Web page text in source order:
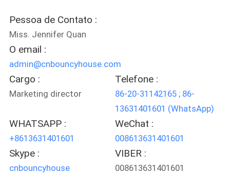
DA
QUALIDADE
COMPANY
NEWS
DO
SITE
Pessoa de Contato :
Miss. Jennifer Quan
O email :
admin@cnbouncyhouse.com
Cargo :
Marketing director
Telefone :
86-20-31142165 ; 86-
13631401601 (WhatsApp)
WHATSAPP :
+8613631401601
WeChat :
008613631401601
Skype :
cnbouncyhouse
VIBER :
008613631401601